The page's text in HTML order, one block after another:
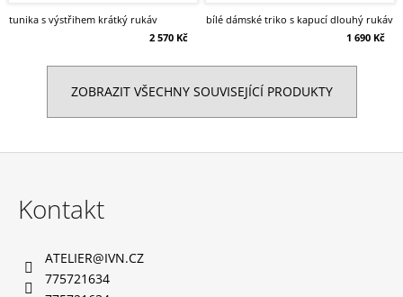
tunika s výstřihem krátký rukáv
2 570 Kč
bílé dámské triko s kapucí dlouhý rukáv
1 690 Kč
ZOBRAZIT VŠECHNY SOUVISEJÍCÍ PRODUKTY
Kontakt
ATELIER@IVN.CZ
775721634